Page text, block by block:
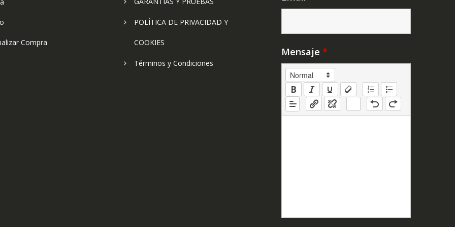
Compra
POLÍTICA DE PRIVACIDAD Y
COOKIES
Términos y Condiciones
Mensaje *